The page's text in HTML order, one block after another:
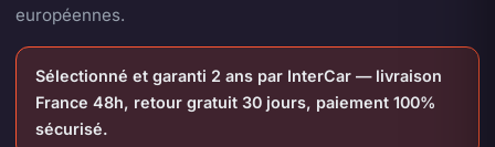
européennes.
Sélectionné et garanti 2 ans par InterCar — livraison
France 48h, retour gratuit 30 jours, paiement 100%
sécurisé.